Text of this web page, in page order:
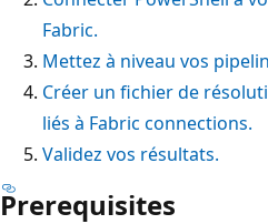
Fabric.
Mettez à niveau vos
Créer un fichier de
liés à Fabric connections.
Validez vos résultats.
Prerequisites